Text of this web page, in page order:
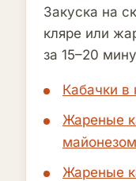
Закуска на
кляре или
за 15–20
Кабачки в
Жареные
майонезом
Жареные